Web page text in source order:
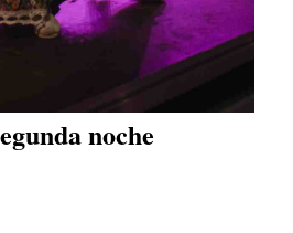
noche